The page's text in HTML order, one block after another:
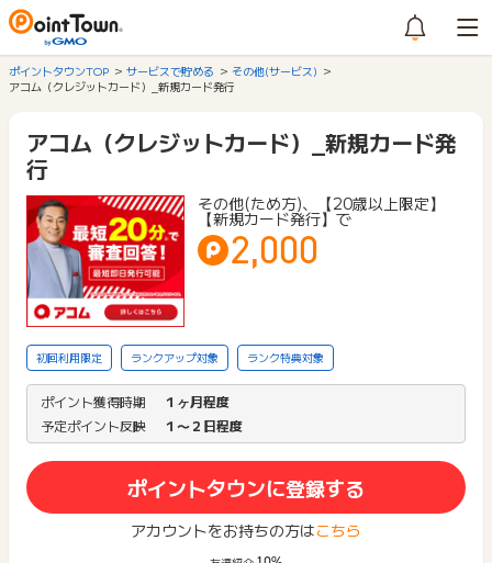
ポイントタウンTOP サービスで貯める
その他(サービス)
アコム（クレジットカード）_新規カード発行
アコム（クレジットカード）_新規カード発
行
その他(ため方)、【20歳以上限定】
【新規カード発行】で
2,000
初回利用限定 ランクアップ対象 ランク特典対象
ポイント獲得時期
１ヶ月程度
予定ポイント反映
１〜２日程度
ポイントタウンに登録する
アカウントをお持ちの方はこちら